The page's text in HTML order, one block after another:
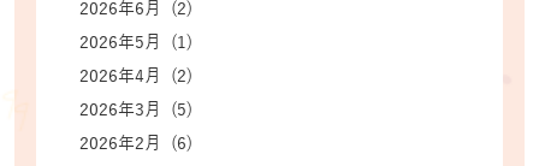
2026年6月 (2)
2026年5月 (1)
2026年4月 (2)
2026年3月 (5)
2026年2月 (6)